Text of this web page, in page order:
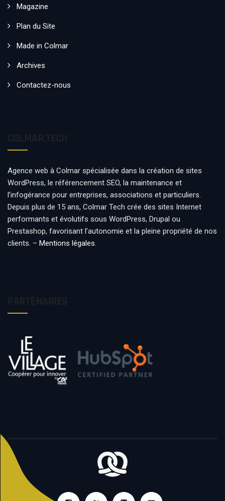
Magazine
Plan du Site
Made in Colmar
Archives
Contactez-nous
Agence web à Colmar spécialisée dans la création de sites
WordPress, le référencement SEO, la maintenance et
l’infogérance pour entreprises, associations et particuliers.
Depuis plus de 15 ans, Colmar Tech crée des sites Internet
performants et évolutifs sous WordPress, Drupal ou
Prestashop, favorisant l’autonomie et la pleine propriété de nos
clients. – Mentions légales.